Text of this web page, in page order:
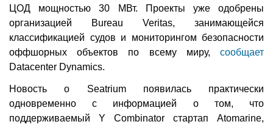
ЦОД мощностью 30 МВт. Проекты уже одобрены
организацией Bureau Veritas, занимающейся
классификацией судов и мониторингом безопасности
оффшорных объектов по всему миру, сообщает
Datacenter Dynamics.
Новость о Seatrium появилась практически
одновременно с информацией о том, что
поддерживаемый Y Combinator стартап Atomarine,